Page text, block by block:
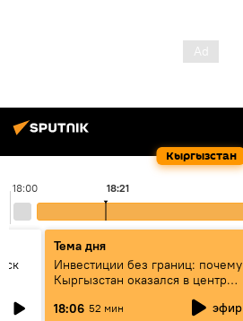
Кыргызстан
18:00 18:21
Тема дня
Инвестиции без границ: почему
Кыргызстан оказался в центре
18:06 52 мин эфир